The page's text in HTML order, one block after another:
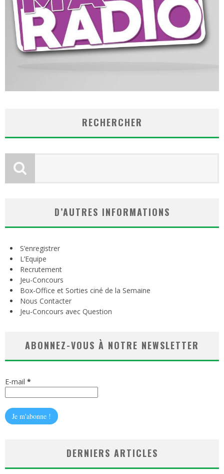
RECHERCHER
D’AUTRES INFORMATIONS
S’enregistrer
L’Equipe
Recrutement
Jeu-Concours
Box-Office et Sorties ciné de la Semaine
Nous Contacter
Jeu-Concours avec Question
ABONNEZ-VOUS À NOTRE NEWSLETTER
E-mail *
DERNIERS ARTICLES